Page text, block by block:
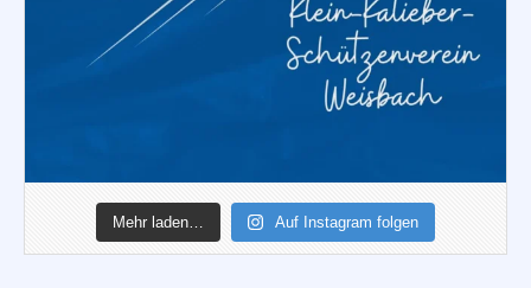
Mehr laden… Auf Instagram folgen